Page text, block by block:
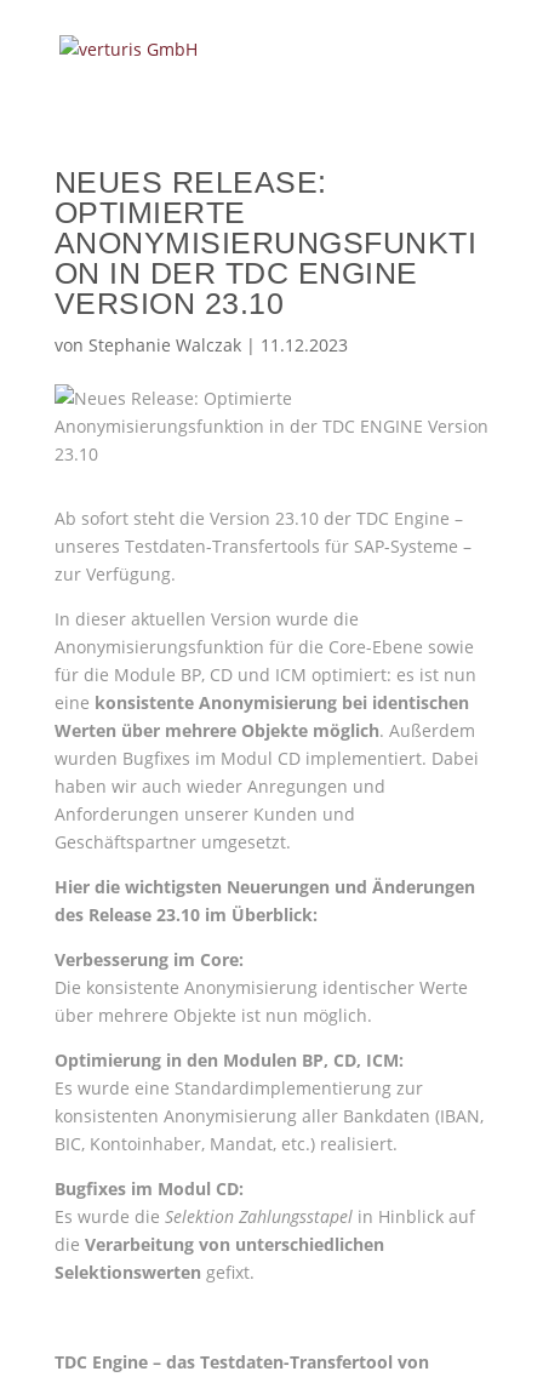
NEUES RELEASE:
OPTIMIERTE
ANONYMISIERUNGSFUNKTI
ON IN DER TDC ENGINE
VERSION 23.10
von Stephanie Walczak| 11.12.2023
Ab sofort steht die Version 23.10 der TDC Engine –
unseres Testdaten-Transfertools für SAP-Systeme –
zur Verfügung.
In dieser aktuellen Version wurde die
Anonymisierungsfunktion für die Core-Ebene sowie
für die Module BP, CD und ICM optimiert: es ist nun
eine konsistente Anonymisierung bei identischen
Werten über mehrere Objekte möglich. Außerdem
wurden Bugfixes im Modul CD implementiert. Dabei
haben wir auch wieder Anregungen und
Anforderungen unserer Kunden und
Geschäftspartner umgesetzt.
Hier die wichtigsten Neuerungen und Änderungen
des Release 23.10 im Überblick:
Verbesserung im Core:
Die konsistente Anonymisierung identischer Werte
über mehrere Objekte ist nun möglich.
Optimierung in den Modulen BP, CD, ICM:
Es wurde eine Standardimplementierung zur
konsistenten Anonymisierung aller Bankdaten (IBAN,
BIC, Kontoinhaber, Mandat, etc.) realisiert.
Bugfixes im Modul CD:
Es wurde die Selektion Zahlungsstapelin Hinblick auf
die Verarbeitung von unterschiedlichen
Selektionswerten gefixt.
TDC Engine – das Testdaten-Transfertool von